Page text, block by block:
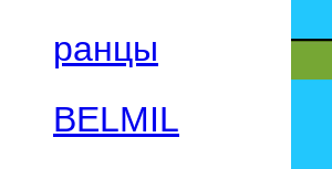
ранцы
BELMIL